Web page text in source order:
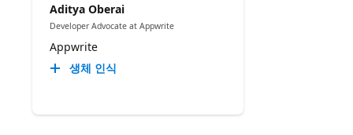
Aditya Oberai
Developer Advocate at Appwrite
Appwrite
생체 인식